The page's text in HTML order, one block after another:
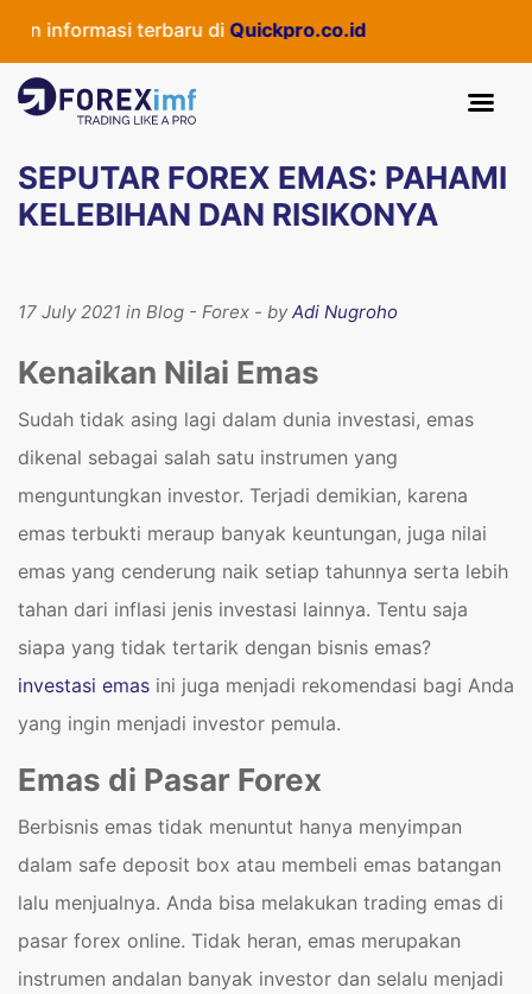
informasi terbaru diQuickpro.co.id
SEPUTAR FOREX EMAS: PAHAMI
KELEBIHAN DAN RISIKONYA
17 July 2021 in Blog - Forex - byAdi Nugroho
Kenaikan Nilai Emas
Sudah tidak asing lagi dalam dunia investasi, emas
dikenal sebagai salah satu instrumen yang
menguntungkan investor. Terjadi demikian, karena
emas terbukti meraup banyak keuntungan, juga nilai
emas yang cenderung naik setiap tahunnya serta lebih
tahan dari inflasi jenis investasi lainnya. Tentu saja
siapa yang tidak tertarik dengan bisnis emas?
investasi emas ini juga menjadi rekomendasi bagi Anda
yang ingin menjadi investor pemula.
Emas di Pasar Forex
Berbisnis emas tidak menuntut hanya menyimpan
dalam safe deposit box atau membeli emas batangan
lalu menjualnya. Anda bisa melakukan trading emas di
pasar forex online. Tidak heran, emas merupakan
instrumen andalan banyak investor dan selalu menjadi